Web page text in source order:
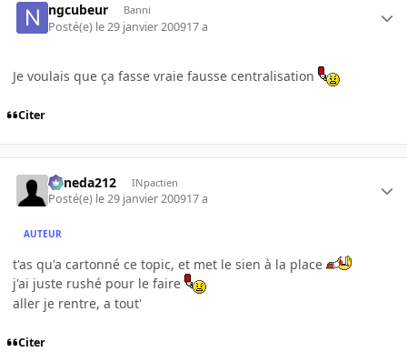
ngcubeur Banni
Posté(e) le 29 janvier 200917 a
Je voulais que ça fasse vraie fausse centralisation
Citer
keneda212 INpactien
Posté(e) le 29 janvier 200917 a
AUTEUR
t'as qu'a cartonné ce topic, et met le sien à la place
j'ai juste rushé pour le faire
aller je rentre, a tout'
Citer